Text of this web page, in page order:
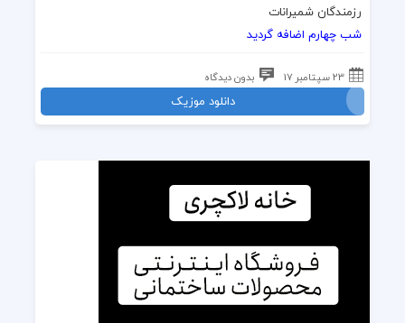
رزمندگان شمیرانات
شب چهارم اضافه گردید
23 سپتامبر 17 بدون دیدگاه
دانلود موزیک